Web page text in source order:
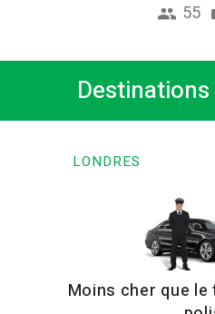
55
LONDRES
Moins cher que